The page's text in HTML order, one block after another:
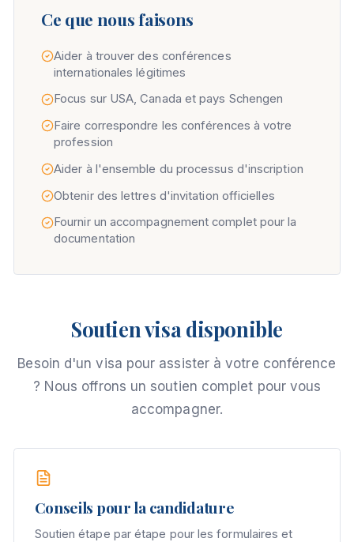
Ce que nous faisons
Aider à trouver des conférences
internationales légitimes
Focus sur USA, Canada et pays Schengen
Faire correspondre les conférences à votre
profession
Aider à l'ensemble du processus d'inscription
Obtenir des lettres d'invitation officielles
Fournir un accompagnement complet pour la
documentation
Soutien visa disponible
Besoin d'un visa pour assister à votre conférence
? Nous offrons un soutien complet pour vous
accompagner.
Conseils pour la candidature
Soutien étape par étape pour les formulaires et